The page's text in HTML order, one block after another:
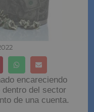
encareciendo
del sector
de una cuenta.